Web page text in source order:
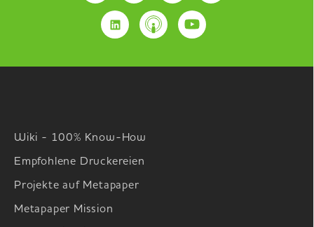
Wiki - 100% Know-How
Empfohlene Druckereien
Projekte auf Metapaper
Metapaper Mission